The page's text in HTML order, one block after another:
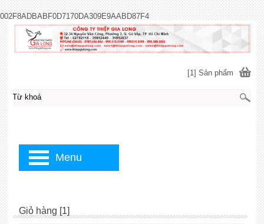
002F8ADBABF0D7170DA309E9AABD87F4
Giỏ hàng [1]
[1] Sản phẩm
Menu